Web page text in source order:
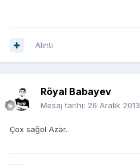
Alıntı
Röyal Babayev
Mesaj tarihi: 26 Aralık 2013
Çox sağol Azər.